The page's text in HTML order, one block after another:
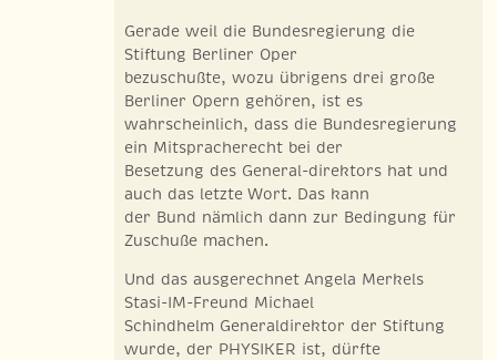
Gerade weil die Bundesregierung die
Stiftung Berliner Oper
bezuschußte, wozu übrigens drei große
Berliner Opern gehören, ist es
wahrscheinlich, dass die Bundesregierung
ein Mitspracherecht bei der
Besetzung des General-direktors hat und
auch das letzte Wort. Das kann
der Bund nämlich dann zur Bedingung für
Zuschuße machen.
Und das ausgerechnet Angela Merkels
Stasi-IM-Freund Michael
Schindhelm Generaldirektor der Stiftung
wurde, der PHYSIKER ist, dürfte